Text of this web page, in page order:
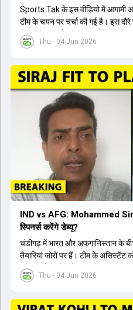
Thu - 04 Jun 2026
Sports Tak के इस वीडियो में आगामी
टीम के चयन पर चर्चा की गई है। इस
जिसमें वैभव सूर्यवंशी का टीम में चुना
हालांकि, अभिषेक शर्मा और संजू सैमसन
नंबर तीन और श्रेयस अय्यर नंबर चार
टी20 टीम की योजना से बाहर हैं,
Thu - 04 Jun 2026
IND vs AFG: Mohammed
स्पिनर्स करेंगे डेब्यू?
चंडीगढ़ में भारत और अफगानिस्तान के
तैयारियां जोरों पर हैं। टीम के असिस्टेंट
पुष्टि की है कि तेज गेंदबाज मोहम्मद
उपलब्ध हैं। आईपीएल के दौरान लगी
सुथार और हर्ष दुबे को कुलदीप यादव और